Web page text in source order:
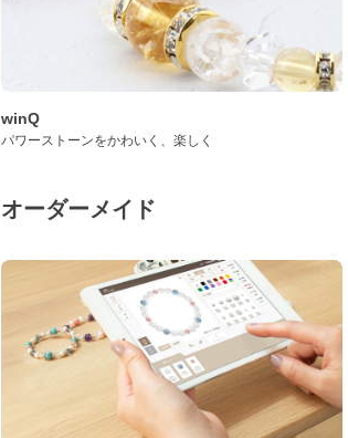
winQ
パワーストーンをかわいく、楽しく
オーダーメイド